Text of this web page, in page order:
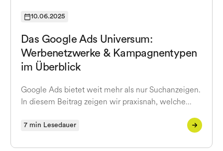
10.06.2025
Das Google Ads Universum:
Werbenetzwerke & Kampagnentypen
im Überblick
Google Ads bietet weit mehr als nur Suchanzeigen.
In diesem Beitrag zeigen wir praxisnah, welche…
7 min Lesedauer